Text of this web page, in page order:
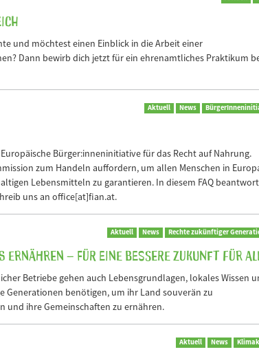
und möchtest einen Einblick in die Arbeit einer
Dann bewirb dich jetzt für ein ehrenamtliches Praktikum
Aktuell News
Bürger:inneninitiative für das Recht auf Nahrung.
zum Handeln auffordern, um allen Menschen in
Lebensmitteln zu garantieren. In diesem FAQ
uns an office[at]fian.at.
Aktuell News Rechte zukünftiger
ernähren – für eine bessere Zukunft für
Betriebe gehen auch Lebensgrundlagen, lokales Wissen
Generationen benötigen, um ihr Land souverän zu
und ihre Gemeinschaften zu ernähren.
Aktuell News